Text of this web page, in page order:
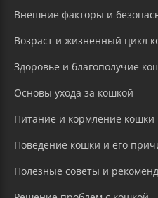
Внешние факторы и
Возраст и жизненный цикл
Здоровье и благополучие
Основы ухода за кошкой
Питание и кормление кошки
Поведение кошки и его
Полезные советы и